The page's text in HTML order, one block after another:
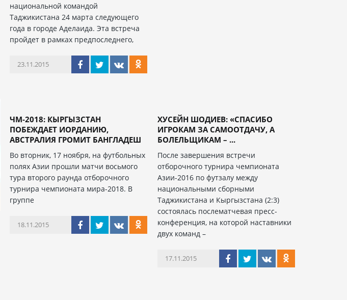
национальной командой
Таджикистана 24 марта следующего
года в городе Аделаида. Эта встреча
пройдет в рамках предпоследнего,
23.11.2015
ЧМ-2018: КЫРГЫЗСТАН
ПОБЕЖДАЕТ ИОРДАНИЮ,
АВСТРАЛИЯ ГРОМИТ БАНГЛАДЕШ
Во вторник, 17 ноября, на футбольных
полях Азии прошли матчи восьмого
тура второго раунда отборочного
турнира чемпионата мира-2018. В
группе
18.11.2015
ХУСЕЙН ШОДИЕВ: «СПАСИБО
ИГРОКАМ ЗА САМООТДАЧУ, А
БОЛЕЛЬЩИКАМ – ...
После завершения встречи
отборочного турнира чемпионата
Азии-2016 по футзалу между
национальными сборными
Таджикистана и Кыргызстана (2:3)
состоялась послематчевая пресс-
конференция, на которой наставники
двух команд –
17.11.2015